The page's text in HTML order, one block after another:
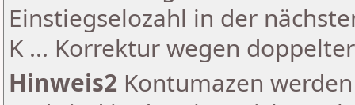
Einstiegselozahl in der
K ... Korrektur wegen
Hinweis2 Kontumazen